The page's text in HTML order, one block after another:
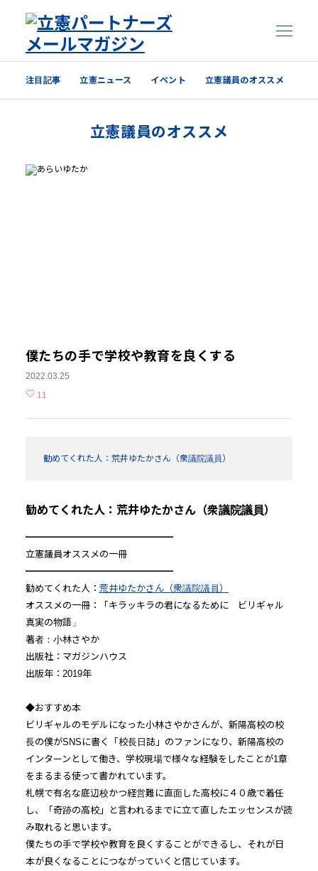
イベント
注目記事 立憲ニュース イベント 立憲議員のオススメ
立憲議員のオススメ
僕たちの手で学校や教育を良くする
2022.03.25
11
勧めてくれた人：荒井ゆたかさん（衆議院議員）
勧めてくれた人：荒井ゆたかさん（衆議院議員）
━━━━━━━━━━━━━━━━
立憲議員オススメの一冊
━━━━━━━━━━━━━━━━
勧めてくれた人： 荒井ゆたかさん（衆議院議員）
オススメの一冊：「キラッキラの君になるために ビリギャル
真実の物語」
著者：小林さやか
出版社：マガジンハウス
出版年：2019年
◆おすすめ本
ビリギャルのモデルになった小林さやかさんが、新陽高校の校
長の僕がSNSに書く「校長日誌」のファンになり、新陽高校の
インターンとして働き、学校現場で様々な経験をしたことが1章
をまるまる使って書かれています。
札幌で有名な底辺校かつ経営難に直面した高校に４０歳で着任
し、「奇跡の高校」と言われるまでに立て直したエッセンスが読
み取れると思います。
僕たちの手で学校や教育を良くすることができるし、それが日
本が良くなることにつながっていくと信じています。